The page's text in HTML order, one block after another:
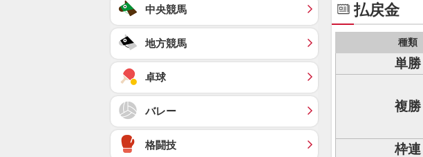
払戻金
種類
単勝
複勝
枠連
中央競馬
地方競馬
卓球
バレー
格闘技